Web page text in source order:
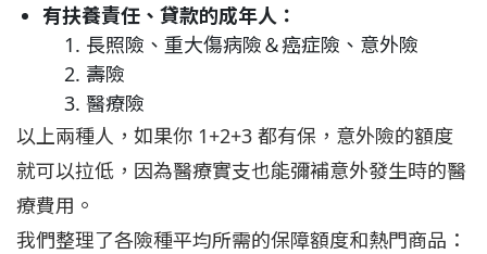
有扶養責任、貸款的成年人：
長照險、重大傷病險＆癌症險、意外險
壽險
醫療險
以上兩種人，如果你 1+2+3 都有保，意外險的額度
就可以拉低，因為醫療實支也能彌補意外發生時的醫
療費用。
我們整理了各險種平均所需的保障額度和熱門商品：